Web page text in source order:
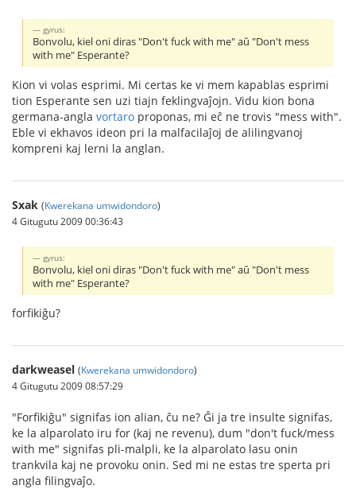
gyrus:
Bonvolu, kiel oni diras "Don't fuck with me" aŭ "Don't mess
with me" Esperante?
Kion vi volas esprimi. Mi certas ke vi mem kapablas esprimi
tion Esperante sen uzi tiajn feklingvaĵojn. Vidu kion bona
germana-angla vortaro proponas, mi eĉ ne trovis "mess with".
Eble vi ekhavos ideon pri la malfacilaĵoj de alilingvanoj
kompreni kaj lerni la anglan.
Sxak (Kwerekana umwidondoro)
4 Gitugutu 2009 00:36:43
gyrus:
Bonvolu, kiel oni diras "Don't fuck with me" aŭ "Don't mess
with me" Esperante?
forfikiĝu?
darkweasel (Kwerekana umwidondoro)
4 Gitugutu 2009 08:57:29
"Forfikiĝu" signifas ion alian, ĉu ne? Ĝi ja tre insulte signifas,
ke la alparolato iru for (kaj ne revenu), dum "don't fuck/mess
with me" signifas pli-malpli, ke la alparolato lasu onin
trankvila kaj ne provoku onin. Sed mi ne estas tre sperta pri
angla filingvaĵo.